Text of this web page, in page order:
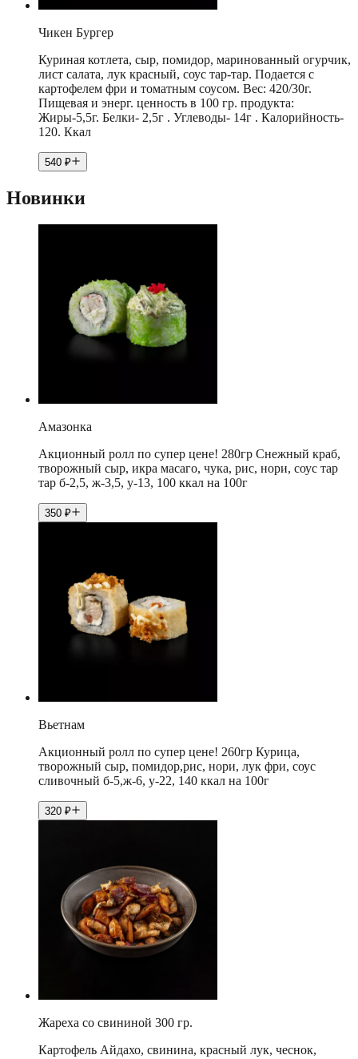
Чикен Бургер
Куриная котлета, сыр, помидор, маринованный огурчик,
лист салата, лук красный, соус тар-тар. Подается с
картофелем фри и томатным соусом. Вес: 420/30г.
Пищевая и энерг. ценность в 100 гр. продукта:
Жиры-5,5г. Белки- 2,5г . Углеводы- 14г . Калорийность-
120. Ккал
540 ₽
Новинки
Амазонка
Акционный ролл по супер цене! 280гр Снежный краб,
творожный сыр, икра масаго, чука, рис, нори, соус тар
тар б-2,5, ж-3,5, у-13, 100 ккал на 100г
350 ₽
Вьетнам
Акционный ролл по супер цене! 260гр Курица,
творожный сыр, помидор,рис, нори, лук фри, соус
сливочный б-5,ж-6, у-22, 140 ккал на 100г
320 ₽
Жареха со свининой 300 гр.
Картофель Айдахо, свинина, красный лук, чеснок,